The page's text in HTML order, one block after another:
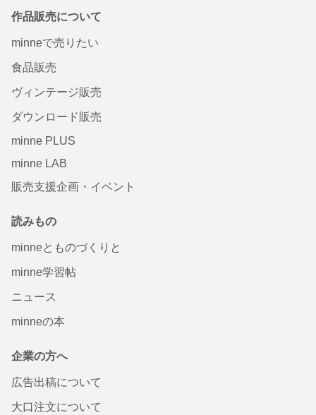
作品販売について
minneで売りたい
食品販売
ヴィンテージ販売
ダウンロード販売
minne PLUS
minne LAB
販売支援企画・イベント
読みもの
minneとものづくりと
minne学習帖
ニュース
minneの本
企業の方へ
広告出稿について
大口注文について